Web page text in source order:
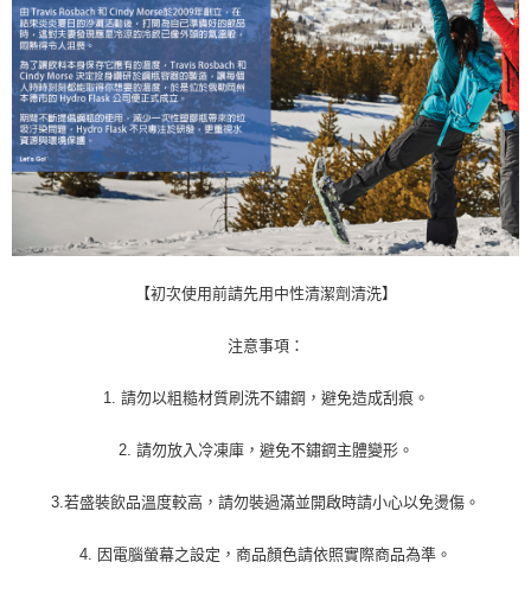
【初次使用前請先用中性清潔劑清洗】
注意事項：
1. 請勿以粗糙材質刷洗不鏽鋼，避免造成刮痕。
2. 請勿放入冷凍庫，避免不鏽鋼主體變形。
3.若盛裝飲品溫度較高，請勿裝過滿並開啟時請小心以免燙傷。
4. 因電腦螢幕之設定，商品顏色請依照實際商品為準。